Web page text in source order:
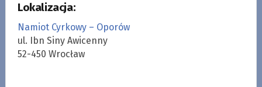
Lokalizacja:
Namiot Cyrkowy – Oporów
ul. Ibn Siny Awicenny
52-450 Wrocław